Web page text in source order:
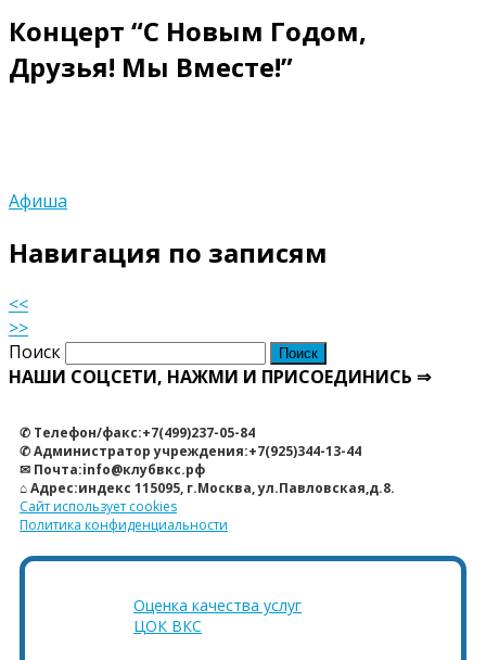
Концерт “С Новым Годом,
Друзья! Мы Вместе!”
Афиша
Навигация по записям
<<
>>
Поиск
НАШИ СОЦСЕТИ, НАЖМИ И ПРИСОЕДИНИСЬ ⇒
✆ Телефон/факс:+7(499)237-05-84
✆ Администратор учреждения:+7(925)344-13-44
✉ Почта:info@клубвкс.рф
⌂ Адрес:индекс 115095, г.Москва, ул.Павловская,д.8.
Сайт использует cookies
Политика конфиденциальности
Оценка качества услуг
ЦОК ВКС